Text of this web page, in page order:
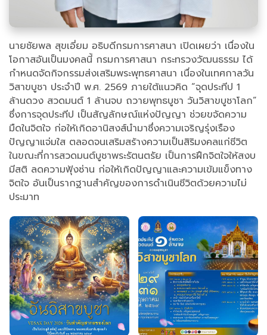
นายชัยพล สุขเอี่ยม อธิบดีกรมการศาสนา เปิดเผยว่า เนื่องใน
โอกาสอันเป็นมงคลนี้ กรมการศาสนา กระทรวงวัฒนธรรม ได้
กำหนดจัดกิจกรรมส่งเสริมพระพุทธศาสนา เนื่องในเทศกาลวัน
วิสาขบูชา ประจำปี พ.ศ. 2569 ภายใต้แนวคิด “จุดประทีป 1
ล้านดวง สวดมนต์ 1 ล้านจบ ถวายพุทธบูชา วันวิสาขบูชาโลก”
ซึ่งการจุดประทีป เป็นสัญลักษณ์แห่งปัญญา ช่วยขจัดความ
มืดในจิตใจ ก่อให้เกิดอานิสงส์นำมาซึ่งความเจริญรุ่งเรือง
ปัญญาแจ่มใส ตลอดจนเสริมสร้างความเป็นสิริมงคลแก่ชีวิต
ในขณะที่การสวดมนต์บูชาพระรัตนตรัย เป็นการฝึกจิตใจให้สงบ
มีสติ ลดความฟุ้งซ่าน ก่อให้เกิดปัญญาและความเข้มแข็งทาง
จิตใจ อันเป็นรากฐานสำคัญของการดำเนินชีวิตด้วยความไม่
ประมาท